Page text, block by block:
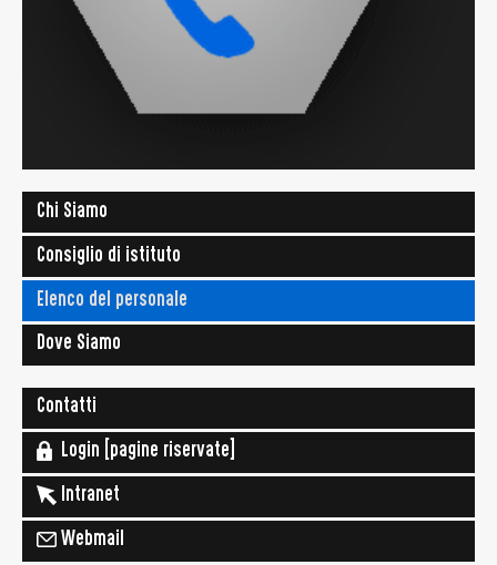
Chi Siamo
Consiglio di istituto
Elenco del personale
Dove Siamo
Contatti
Login [pagine riservate]
Intranet
Webmail